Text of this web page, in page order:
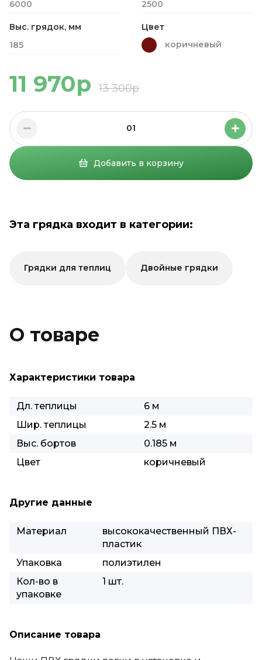
6000
2500
Выс. грядок, мм
185
Цвет
коричневый
11 970р 13 300р
01
Добавить в корзину
Эта грядка входит в категории:
Грядки для теплиц Двойные грядки
О товаре
Характеристики товара
Дл. теплицы
6 м
Шир. теплицы
2.5 м
Выс. бортов
0.185 м
Цвет
коричневый
Другие данные
Материал
высококачественный ПВХ-
пластик
Упаковка
полиэтилен
Кол-во в
упаковке
1 шт.
Описание товара